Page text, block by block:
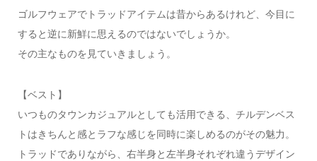
ゴルフウェアでトラッドアイテムは昔からあるけれど、今目に
すると逆に新鮮に思えるのではないでしょうか。
その主なものを見ていきましょう。
【ベスト】
いつものタウンカジュアルとしても活用できる、チルデンベス
トはきちんと感とラフな感じを同時に楽しめるのがその魅力。
トラッドでありながら、右半身と左半身それぞれ違うデザイン